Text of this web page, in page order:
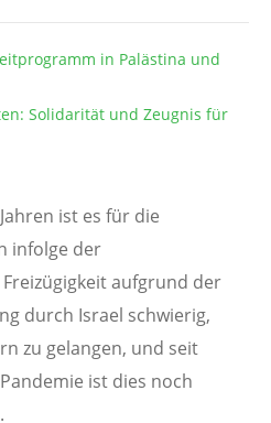
in Palästina und
Solidarität und Zeugnis für
ist es für die
infolge der
aufgrund der
durch Israel schwierig,
zu gelangen, und seit
ist dies noch